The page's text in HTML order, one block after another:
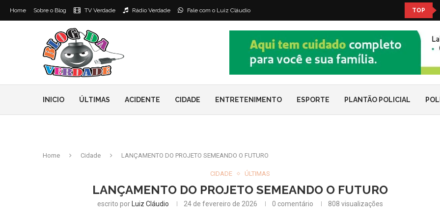
Home Sobre o Blog TV Verdade Rádio Verdade Fale com o Luiz Cláudio TOP
INICIO ÚLTIMAS ACIDENTE CIDADE ENTRETENIMENTO ESPORTE PLANTÃO POLICIAL
Home Cidade LANÇAMENTO DO PROJETO SEMEANDO O FUTURO
CIDADE ÚLTIMAS
LANÇAMENTO DO PROJETO SEMEANDO O FUTURO
escrito por Luiz Cláudio 24 de fevereiro de 2026 0 comentário 808 visualizações